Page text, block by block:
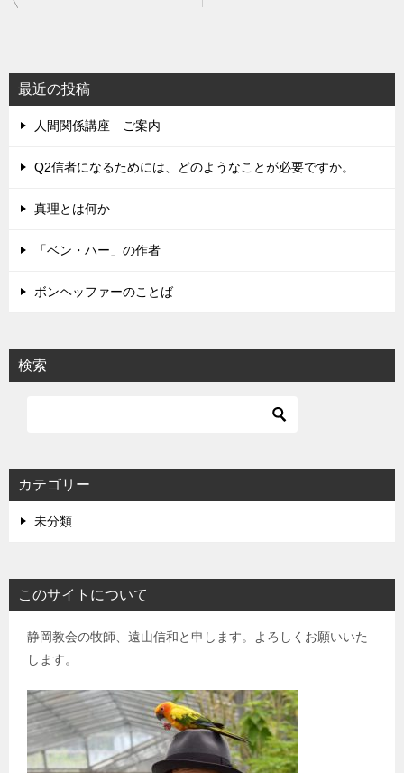
ビ
ゲ
ー
シ
最近の投稿
人間関係講座 ご案内
Q2信者になるためには、どのようなことが必要ですか。
真理とは何か
「ベン・ハー」の作者
ボンヘッファーのことば
検索
カテゴリー
未分類
このサイトについて
静岡教会の牧師、遠山信和と申します。よろしくお願いいた
します。